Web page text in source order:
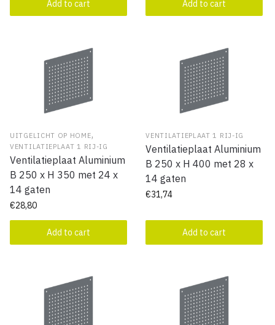
Add to cart Add to cart
UITGELICHT OP HOME,
VENTILATIEPLAAT 1 RIJ-IG
Ventilatieplaat Aluminium
B 250 x H 350 met 24 x
14 gaten
€28,80
Add to cart
VENTILATIEPLAAT 1 RIJ-IG
Ventilatieplaat Aluminium
B 250 x H 400 met 28 x
14 gaten
€31,74
Add to cart